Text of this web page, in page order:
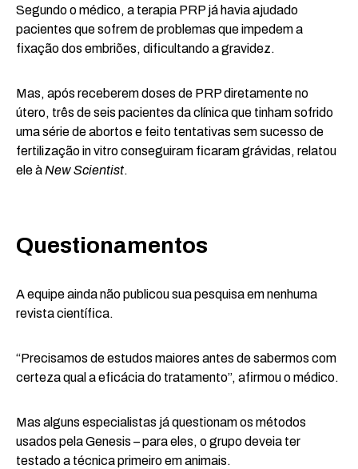
Segundo o médico, a terapia PRP já havia ajudado
pacientes que sofrem de problemas que impedem a
fixação dos embriões, dificultando a gravidez.
Mas, após receberem doses de PRP diretamente no
útero, três de seis pacientes da clínica que tinham sofrido
uma série de abortos e feito tentativas sem sucesso de
fertilização in vitro conseguiram ficaram grávidas, relatou
ele à New Scientist.
Questionamentos
A equipe ainda não publicou sua pesquisa em nenhuma
revista científica.
“Precisamos de estudos maiores antes de sabermos com
certeza qual a eficácia do tratamento”, afirmou o médico.
Mas alguns especialistas já questionam os métodos
usados pela Genesis – para eles, o grupo deveia ter
testado a técnica primeiro em animais.